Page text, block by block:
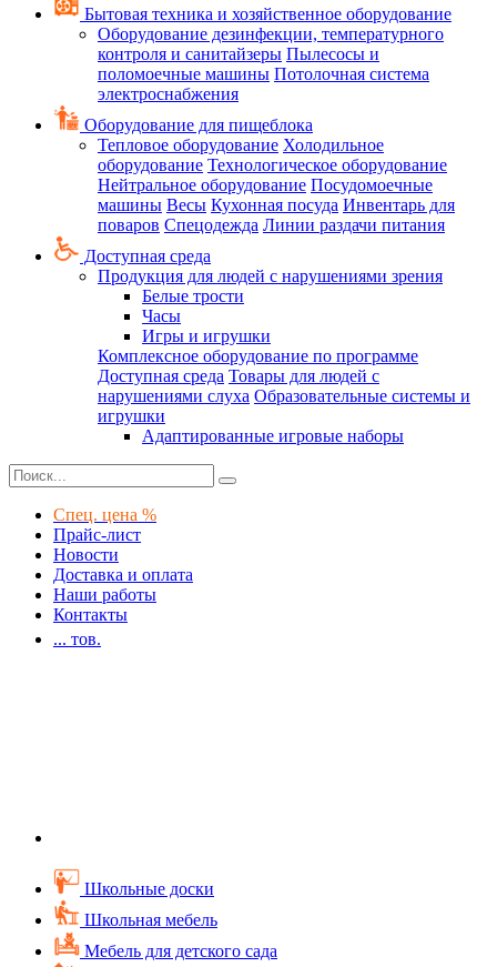
Бытовая техника и хозяйственное оборудование
Оборудование дезинфекции, температурного
контроля и санитайзеры Пылесосы и
поломоечные машины Потолочная система
электроснабжения
Оборудование для пищеблока
Тепловое оборудование Холодильное
оборудование Технологическое оборудование
Нейтральное оборудование Посудомоечные
машины Весы Кухонная посуда Инвентарь для
поваров Спецодежда Линии раздачи питания
Доступная среда
Продукция для людей с нарушениями зрения
Белые трости
Часы
Игры и игрушки
Комплексное оборудование по программе
Доступная среда Товары для людей с
нарушениями слуха Образовательные системы и
игрушки
Адаптированные игровые наборы
Спец. цена %
Прайс-лист
Новости
Доставка и оплата
Наши работы
Контакты
... тов.
Школьные доски
Школьная мебель
Мебель для детского сада